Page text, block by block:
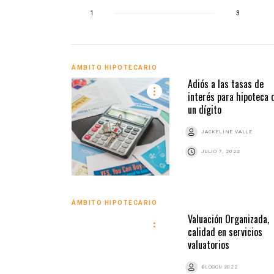
1 3
ÁMBITO HIPOTECARIO
Adiós a las tasas de
interés para hipoteca
un dígito
JACKELINE VALLE
JULIO 7, 2022
ÁMBITO HIPOTECARIO
Valuación Organizada,
calidad en servicios
valuatorios
BLOGCU 2022